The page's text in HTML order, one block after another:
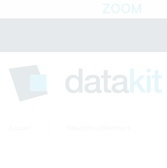
ZOOM
Panneau de gestion des cookies